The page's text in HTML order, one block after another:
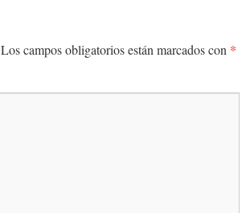
Los campos obligatorios están marcados con *